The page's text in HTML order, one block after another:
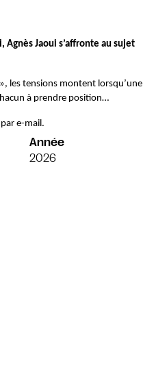
Jaoui s’affronte au sujet
», les tensions montent lorsqu’une
à prendre position…
e-mail.
Année
2026